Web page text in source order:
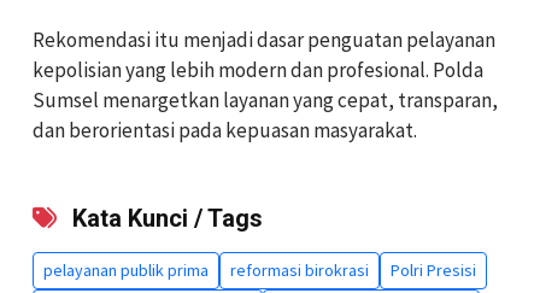
Rekomendasi itu menjadi dasar penguatan pelayanan
kepolisian yang lebih modern dan profesional. Polda
Sumsel menargetkan layanan yang cepat, transparan,
dan berorientasi pada kepuasan masyarakat.
Kata Kunci / Tags
pelayanan publik prima reformasi birokrasi
Polri Presisi